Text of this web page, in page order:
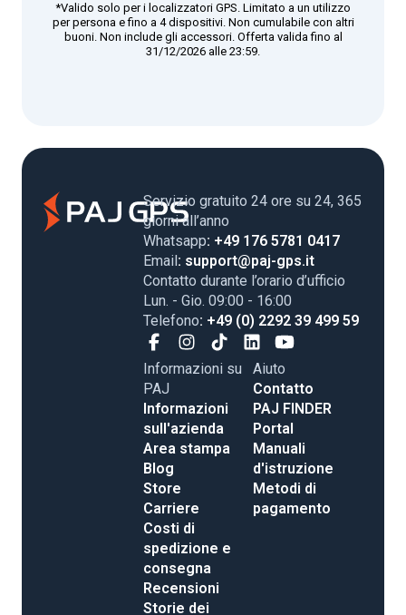
*Valido solo per i localizzatori GPS. Limitato a un utilizzo
per persona e fino a 4 dispositivi. Non cumulabile con altri
buoni. Non include gli accessori. Offerta valida fino al
31/12/2026 alle 23:59.
Servizio gratuito 24 ore su 24, 365
giorni all’anno
Whatsapp: +49 176 5781 0417
Email : support@paj-gps.it
Contatto durante l’orario d’ufficio
Lun. - Gio. 09:00 - 16:00
Telefono: +49 (0) 2292 39 499 59
Informazioni su
PAJ
Informazioni
sull'azienda
Area stampa
Blog
Store
Carriere
Costi di
spedizione e
consegna
Recensioni
Storie dei
Aiuto
Contatto
PAJ FINDER
Portal
Manuali
d'istruzione
Metodi di
pagamento